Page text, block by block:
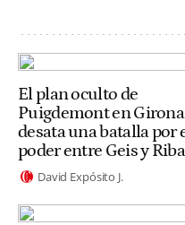
El plan oculto de
Puigdemont en Girona
desata una batalla por
poder entre Geis y
David Expósito J.